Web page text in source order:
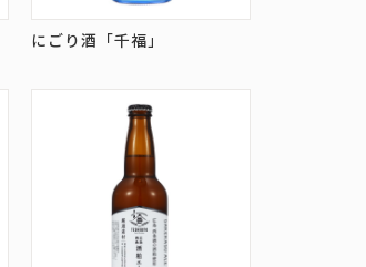
にごり酒「千福」